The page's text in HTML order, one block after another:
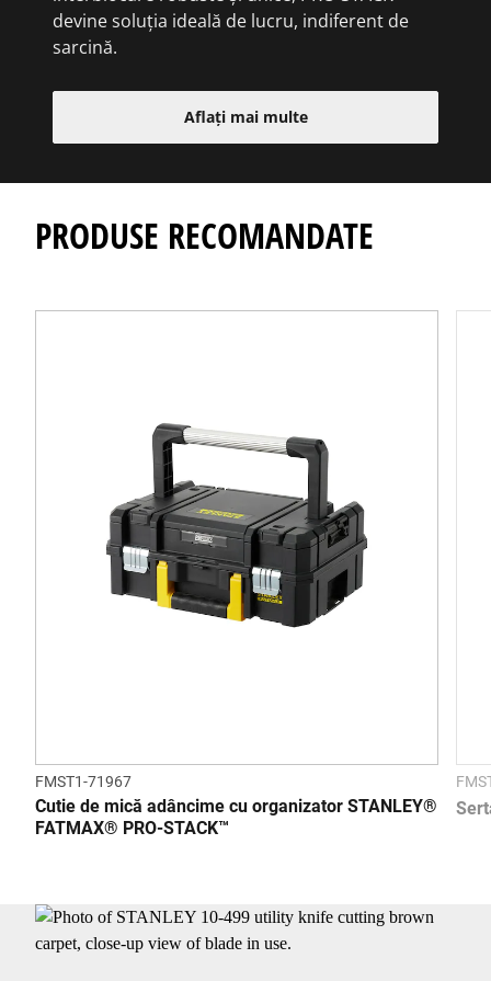
devine soluția ideală de lucru, indiferent de
sarcină.
Aflați mai multe
PRODUSE RECOMANDATE
FMST1-71967
Cutie de mică adâncime cu organizator STANLEY®
FATMAX® PRO-STACK™